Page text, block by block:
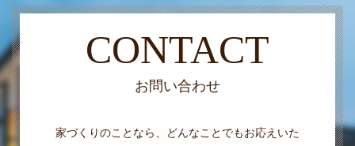
CONTACT
お問い合わせ
家づくりのことなら、どんなことでもお応えいた